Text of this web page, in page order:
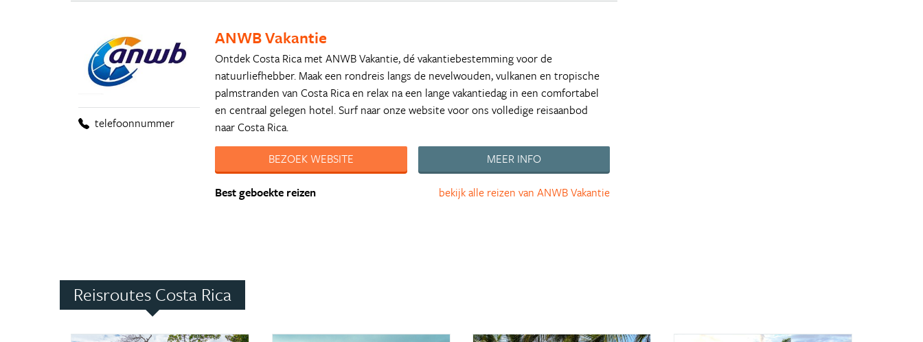
telefoonnummer
ANWB Vakantie
Ontdek Costa Rica met ANWB Vakantie, dé vakantiebestemming voor de
natuurliefhebber. Maak een rondreis langs de nevelwouden, vulkanen en tropische
palmstranden van Costa Rica en relax na een lange vakantiedag in een comfortabel
en centraal gelegen hotel. Surf naar onze website voor ons volledige reisaanbod
naar Costa Rica.
BEZOEK WEBSITE
MEER INFO
bekijk alle reizen van ANWB Vakantie
Best geboekte reizen
Reisroutes Costa Rica